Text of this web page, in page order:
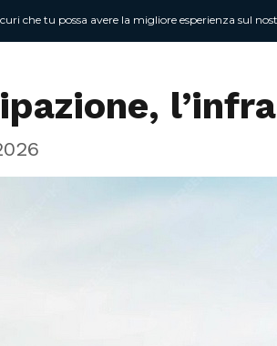
che tu possa avere la migliore esperienza sul